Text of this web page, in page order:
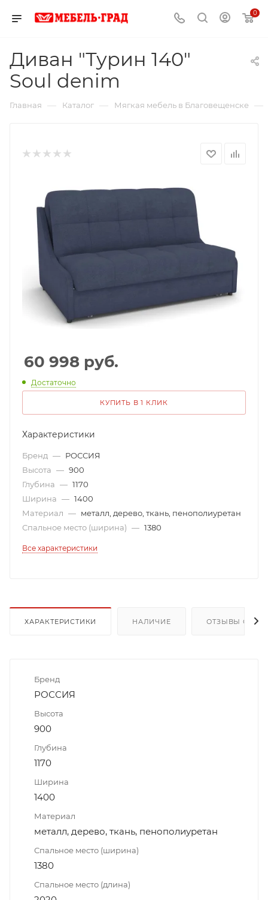
0
Диван "Турин 140"
Soul denim
Главная — Каталог — Мягкая мебель в Благовещенске —
60 998 руб.
Достаточно
КУПИТЬ В 1 КЛИК
Характеристики
Бренд — РОССИЯ
Высота — 900
Глубина — 1170
Ширина — 1400
Материал — металл, дерево, ткань, пенополиуретан
Спальное место (ширина) — 1380
Все характеристики
ХАРАКТЕРИСТИКИ НАЛИЧИЕ ОТЗЫВЫ О
Бренд
РОССИЯ
Высота
900
Глубина
1170
Ширина
1400
Материал
металл, дерево, ткань, пенополиуретан
Спальное место (ширина)
1380
Спальное место (длина)